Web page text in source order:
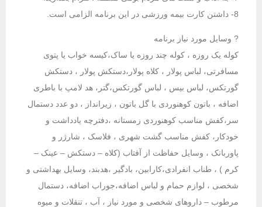
? وسايل مورد نياز برنامه
کوله یک روزه ، کوله چند روزه یا ساک،کیسه خواب یا پتوی
مسافرتی، لباس پولار ، کلاه پولار،دستکش پولار ، دستکش
گورتکس، لباس بیس ، لباس گورتکس،گتر، هد لامپ با باطری
اضافه ، باتون کوهنوردی با گل باتون ، زیرانداز ، دو عدد دستمال
سر،کفش مناسب کوهنوردی زمستانه ،دفترچه یادداشت و
خودکار، کفش مناسب گشت شهری ، فلاسک ، شارژر و
پاوربانک ، وسایل حفاظت از آفتاب (کلاه – دستکش – عینک –
کرم ) ، طناب انفرادی،کارابین، بادگیر ،هدبند، وسایل بهداشتی و
شخصی ، لوازم حمام و لباس اضافه،جوراب اضافه، دستمال
مرطوب – داروهای شخصی و مورد نیاز ، آب ، تنقلات و میوه